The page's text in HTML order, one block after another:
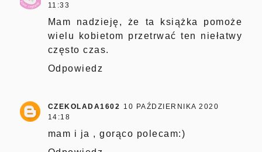
11:33
Mam nadzieję, że ta książka pomoże
wielu kobietom przetrwać ten niełatwy
często czas.
Odpowiedz
CZEKOLADA1602
10 PAŹDZIERNIKA 2020
14:18
mam i ja , gorąco polecam:)